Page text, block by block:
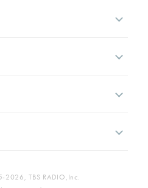
TBS RADIO,Inc.